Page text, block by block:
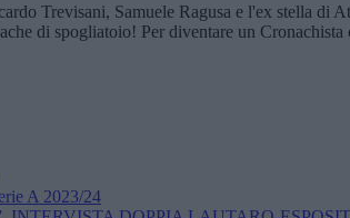
Trevisani, Samuele Ragusa e l'ex stella di
di spogliatoio! Per diventare un
A 2023/24